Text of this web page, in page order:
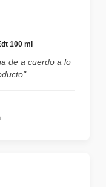
100 ml
de a cuerdo a lo